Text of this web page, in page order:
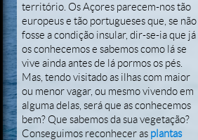
território. Os Açores parecem-nos tão
europeus e tão portugueses que, se não
fosse a condição insular, dir-se-ia que já
os conhecemos e sabemos como lá se
vive ainda antes de lá pormos os pés.
Mas, tendo visitado as ilhas com maior
ou menor vagar, ou mesmo vivendo em
alguma delas, será que as conhecemos
bem? Que sabemos da sua vegetação?
Conseguimos reconhecer as plantas